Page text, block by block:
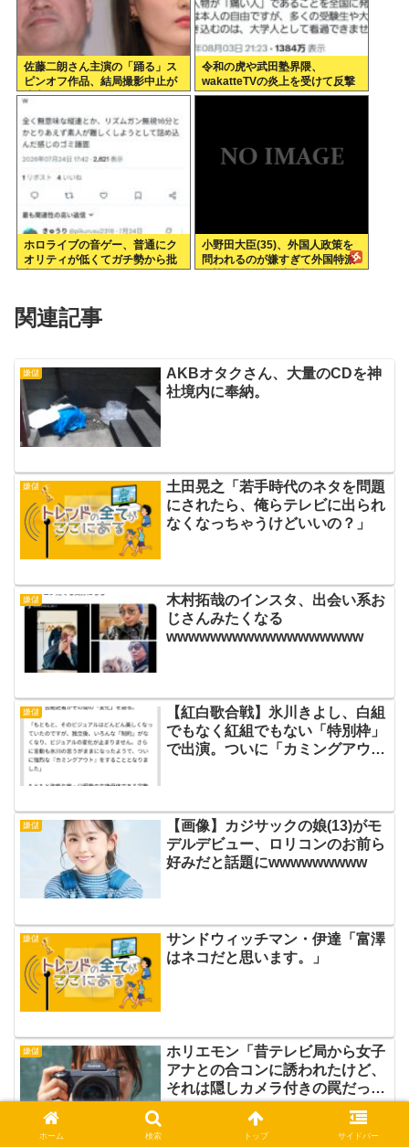
佐藤二朗さん主演の「踊る」ス
ピンオフ作品、結局撮影中止が
決定www
令和の虎や武田塾界隈、
wakatteTVの炎上を受けて反撃
開始
ホロライブの音ゲー、普通にク
オリティが低くてガチ勢から批
小野田大臣(35)、外国人政策を
問われるのが嫌すぎて外国特派
関連記事
嫌儲
AKBオタクさん、大量のCDを神
社境内に奉納。
嫌儲
土田晃之「若手時代のネタを問題
にされたら、俺らテレビに出られ
なくなっちゃうけどいいの？」
嫌儲
木村拓哉のインスタ、出会い系お
じさんみたくなる
wwwwwwwwwwwwwwwwww
嫌儲
【紅白歌合戦】氷川きよし、白組
でもなく紅組でもない「特別枠」
で出演。ついに「カミングアウ
嫌儲
【画像】カジサックの娘(13)がモ
デルデビュー、ロリコンのお前ら
好みだと話題にwwwwwwwww
嫌儲
サンドウィッチマン・伊達「富澤
はネコだと思います。」
嫌儲
ホリエモン「昔テレビ局から女子
アナとの合コンに誘われたけど、
それは隠しカメラ付きの罠だっ
ホーム 検索 トップ サイドバー